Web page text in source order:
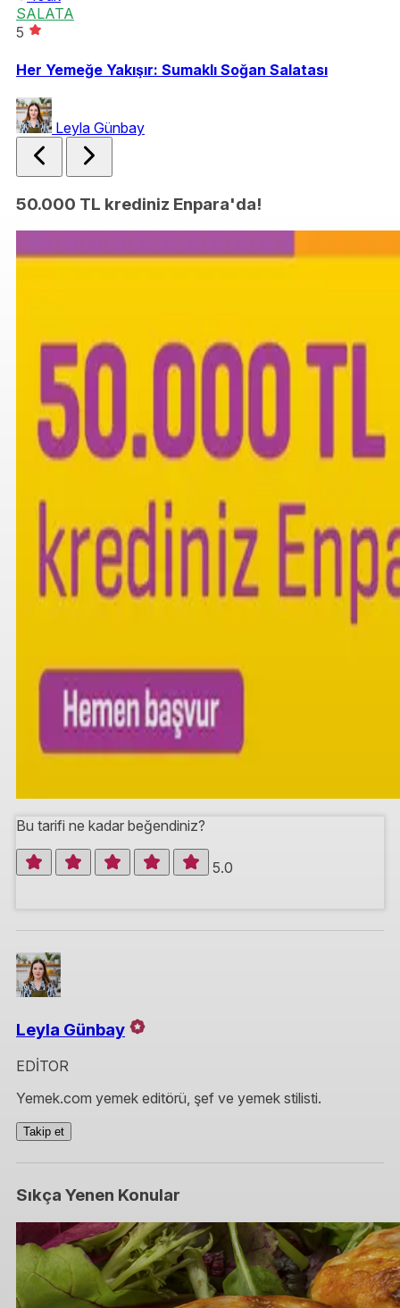
SALATA
5
Her Yemeğe Yakışır: Sumaklı Soğan Salatası
Leyla Günbay
50.000 TL krediniz Enpara'da!
Bu tarifi ne kadar beğendiniz?
5.0
Leyla Günbay
EDİTOR
Yemek.com yemek editörü, şef ve yemek stilisti.
Takip et
Sıkça Yenen Konular